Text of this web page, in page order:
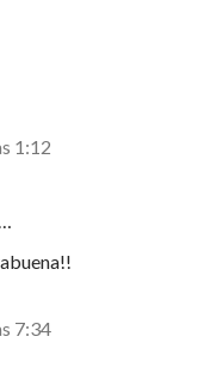
1:12
7:34